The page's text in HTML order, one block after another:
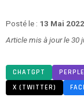
Posté le : 13 Mai 2022
Article mis à jour le 30
CHATGPT
X (TWITTER)